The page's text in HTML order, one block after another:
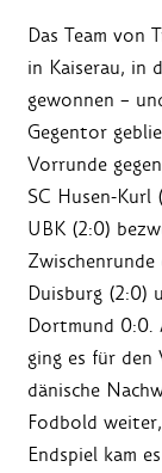
Das Team von
in Kaiserau, in
gewonnen –
Gegentor
Vorrunde
SC Husen-Kurl
UBK (2:0)
Duisburg (2:0)
Dortmund 0:0.
ging es für den
dänische
Fodbold
Endspiel kam